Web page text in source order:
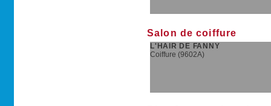
Salon de coiffure
L'HAIR DE FANNY
Coiffure (9602A)